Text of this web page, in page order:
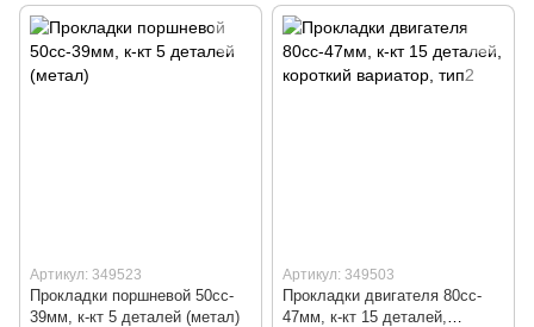
Артикул: 349523
Прокладки поршневой 50cc-
39мм, к-кт 5 деталей (метал)
Артикул: 349503
Прокладки двигателя 80cc-
47мм, к-кт 15 деталей,